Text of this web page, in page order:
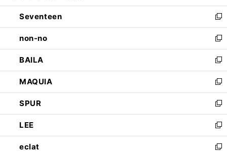
開
く
ウ
で
開
く
ン
ド
ウ
で
開
く
Seventeen
新
し
い
ウ
ィ
ン
ド
ウ
で
開
く
non-no
新
し
い
ウ
ィ
ン
ド
ウ
で
開
く
BAILA
新
し
い
ウ
ィ
ン
ド
ウ
で
MAQUIA
新
し
い
ウ
ィ
ン
ド
SPUR
新
し
い
ウ
ィ
LEE
新
し
い
eclat
新